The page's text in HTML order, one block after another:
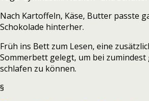
Nach Kartoffeln, Käse, Butter passte
Schokolade hinterher.
Früh ins Bett zum Lesen, eine
Sommerbett gelegt, um bei
schlafen zu können.
§